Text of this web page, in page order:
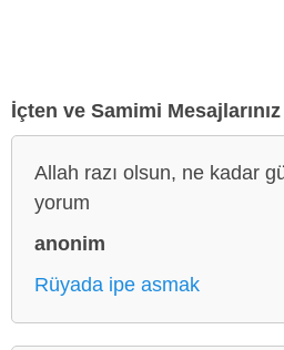
İçten ve Samimi Mesajlarınız
Allah razı olsun, ne kadar
yorum
anonim
Rüyada ipe asmak